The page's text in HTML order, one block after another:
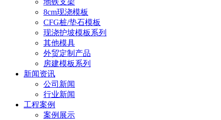
8cm现浇模板
CFG桩/垫石模板
现浇护坡模板系列
其他模具
外贸定制产品
房建模板系列
新闻资讯
公司新闻
行业新闻
工程案例
案例展示